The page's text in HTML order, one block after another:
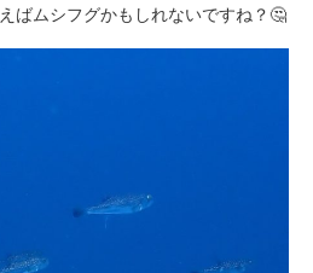
ばムシフグかもしれないですね？🤔